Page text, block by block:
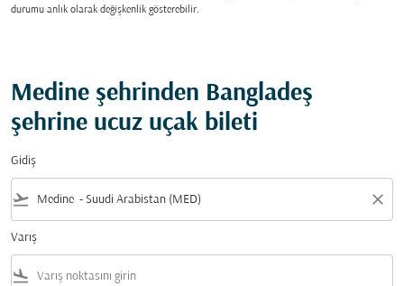
durumu anlık olarak değişkenlik gösterebilir.
Medine şehrinden Bangladeş
şehrine ucuz uçak bileti
Gidiş
flight_takeoff close
Varış
flight_land